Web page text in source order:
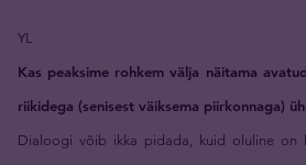
YL
Kas peaksime rohkem välja näitama
riikidega (senisest väiksema piirkonnaga)
Dialoogi võib ikka pidada, kuid oluline on